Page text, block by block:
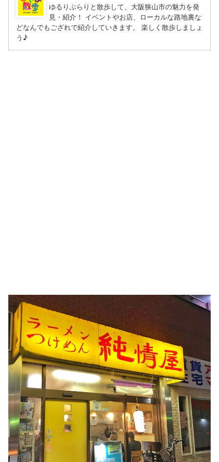
ゆるりぶらりと散歩して、大阪狭山市の魅力を発
見・紹介！ イベントやお店、ローカルな路地裏な
どなんでもござれで紹介していきます。 楽しく散歩しましょ
う♪